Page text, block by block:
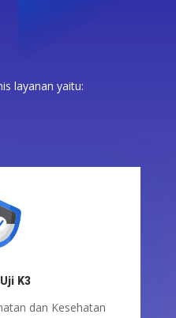
layanan yaitu:
K3
dan Kesehatan